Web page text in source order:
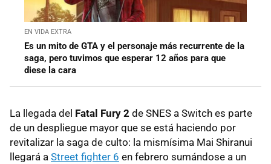
EN VIDA EXTRA
Es un mito de GTA y el personaje más recurrente de la
saga, pero tuvimos que esperar 12 años para que
diese la cara
La llegada del Fatal Fury 2 de SNES a Switch es parte
de un despliegue mayor que se está haciendo por
revitalizar la saga de culto: la mismísima Mai Shiranui
llegará a Street fighter 6 en febrero sumándose a un